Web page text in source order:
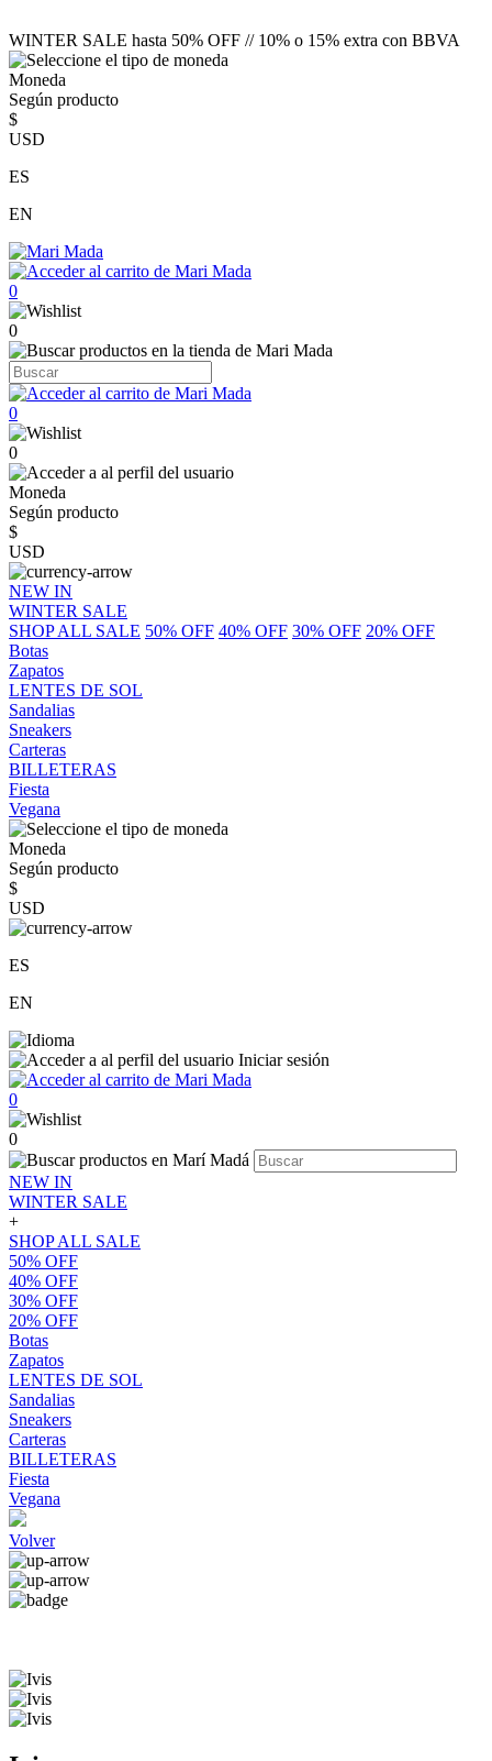
WINTER SALE hasta 50% OFF // 10% o 15% extra con BBVA
Moneda
Según producto
$
USD
ES
EN
0
0
0
0
Moneda
Según producto
$
USD
NEW IN
WINTER SALE
SHOP ALL SALE 50% OFF 40% OFF 30% OFF 20% OFF
Botas
Zapatos
LENTES DE SOL
Sandalias
Sneakers
Carteras
BILLETERAS
Fiesta
Vegana
Moneda
Según producto
$
USD
ES
EN
Iniciar sesión
0
0
NEW IN
WINTER SALE
+
SHOP ALL SALE
50% OFF
40% OFF
30% OFF
20% OFF
Botas
Zapatos
LENTES DE SOL
Sandalias
Sneakers
Carteras
BILLETERAS
Fiesta
Vegana
Volver